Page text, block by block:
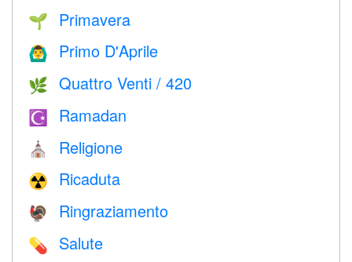
🌱 Primavera
🙆‍♂️ Primo D'Aprile
🌿 Quattro Venti / 420
☪️ Ramadan
⛪️ Religione
☢️ Ricaduta
🦃 Ringraziamento
💊 Salute